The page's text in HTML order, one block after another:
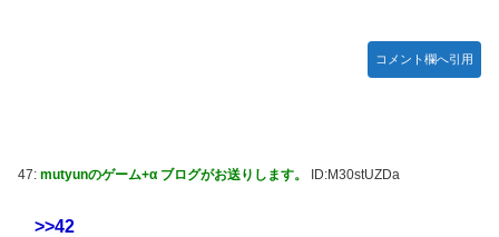
コメント欄へ引用
47: mutyunのゲーム+α ブログがお送りします。 ID:M30stUZDa
>>42